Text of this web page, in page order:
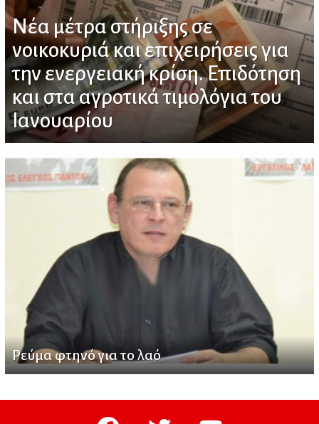
Νέα μέτρα στήριξης σε
νοικοκυριά και επιχειρήσεις για
την ενεργειακή κρίση. Επιδότηση
και στα αγροτικά τιμολόγια του
Ιανουαρίου
Ρεύμα φτηνό για το λαό
facebook twitter youtube